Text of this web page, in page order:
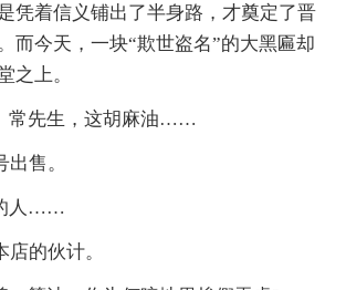
凭着信义铺出了半身路，才奠定了晋
而今天，一块“欺世盗名”的大黑匾却
之上。
常先生，这胡麻油……
售。
人……
的伙计。